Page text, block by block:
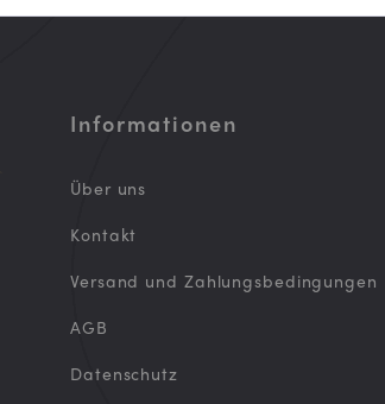
Informationen
Über uns
Kontakt
Versand und Zahlungsbedingungen
AGB
Datenschutz